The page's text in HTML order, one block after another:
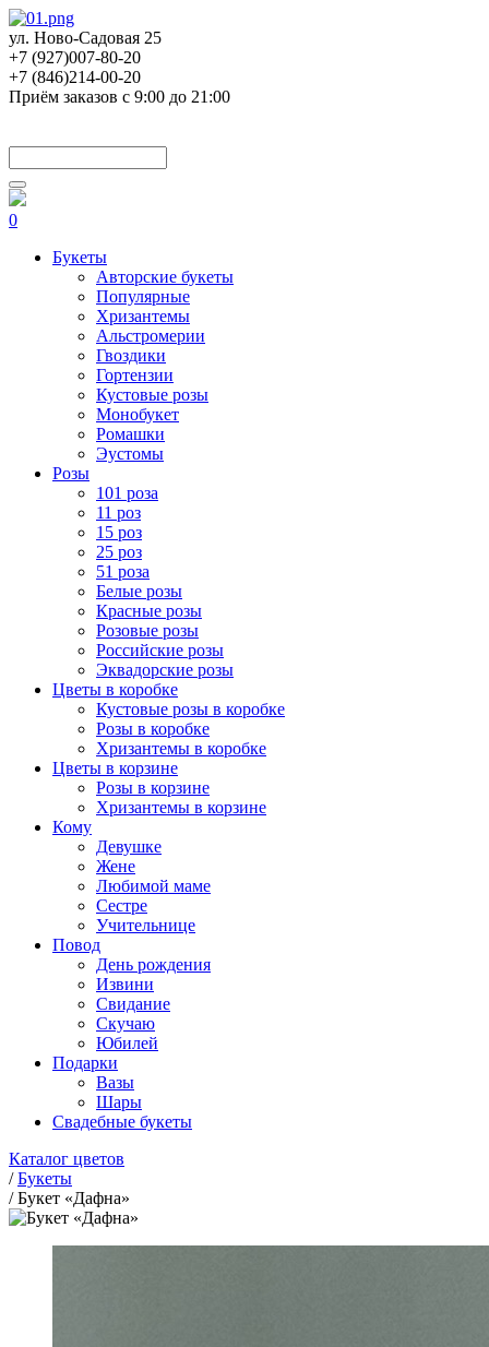
ул. Ново-Садовая 25
+7 (927)007-80-20
+7 (846)214-00-20
Приём заказов с 9:00 до 21:00
0
Букеты
Авторские букеты
Популярные
Хризантемы
Альстромерии
Гвоздики
Гортензии
Кустовые розы
Монобукет
Ромашки
Эустомы
Розы
101 роза
11 роз
15 роз
25 роз
51 роза
Белые розы
Красные розы
Розовые розы
Российские розы
Эквадорские розы
Цветы в коробке
Кустовые розы в коробке
Розы в коробке
Хризантемы в коробке
Цветы в корзине
Розы в корзине
Хризантемы в корзине
Кому
Девушке
Жене
Любимой маме
Сестре
Учительнице
Повод
День рождения
Извини
Свидание
Скучаю
Юбилей
Подарки
Вазы
Шары
Свадебные букеты
Каталог цветов
/Букеты
/Букет «Дафна»